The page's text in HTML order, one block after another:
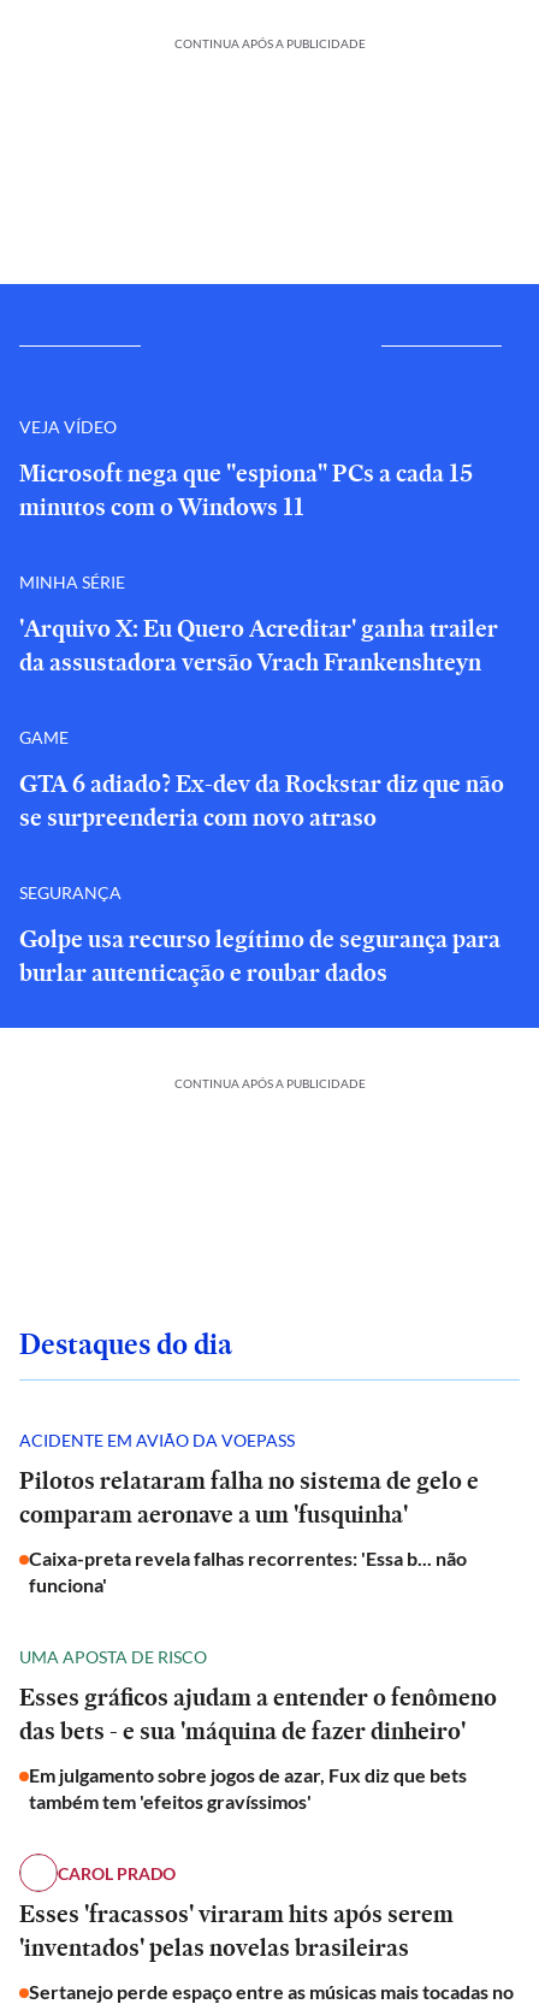
CONTINUA APÓS A PUBLICIDADE
VEJA VÍDEO
Microsoft nega que "espiona" PCs a cada 15
minutos com o Windows 11
MINHA SÉRIE
'Arquivo X: Eu Quero Acreditar' ganha trailer
da assustadora versão Vrach Frankenshteyn
GAME
GTA 6 adiado? Ex-dev da Rockstar diz que não
se surpreenderia com novo atraso
SEGURANÇA
Golpe usa recurso legítimo de segurança para
burlar autenticação e roubar dados
CONTINUA APÓS A PUBLICIDADE
Destaques do dia
ACIDENTE EM AVIÃO DA VOEPASS
Pilotos relataram falha no sistema de gelo e
comparam aeronave a um 'fusquinha'
Caixa-preta revela falhas recorrentes: 'Essa b... não
funciona'
UMA APOSTA DE RISCO
Esses gráficos ajudam a entender o fenômeno
das bets - e sua 'máquina de fazer dinheiro'
Em julgamento sobre jogos de azar, Fux diz que bets
também tem 'efeitos gravíssimos'
CAROL PRADO
Esses 'fracassos' viraram hits após serem
'inventados' pelas novelas brasileiras
Sertanejo perde espaço entre as músicas mais tocadas no